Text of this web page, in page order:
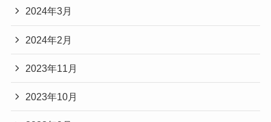
2024年3月
2024年2月
2023年11月
2023年10月